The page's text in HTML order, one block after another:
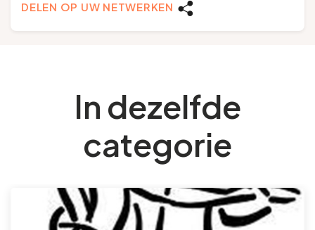
DELEN OP UW NETWERKEN
In dezelfde
categorie